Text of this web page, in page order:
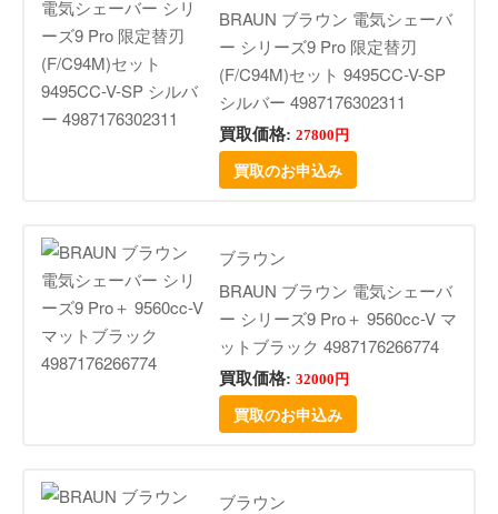
BRAUN ブラウン 電気シェーバ
ー シリーズ9 Pro 限定替刃
(F/C94M)セット 9495CC-V-SP
シルバー 4987176302311
買取価格: 27800円
買取のお申込み
ブラウン
BRAUN ブラウン 電気シェーバ
ー シリーズ9 Pro＋ 9560cc-V マ
ットブラック 4987176266774
買取価格: 32000円
買取のお申込み
ブラウン